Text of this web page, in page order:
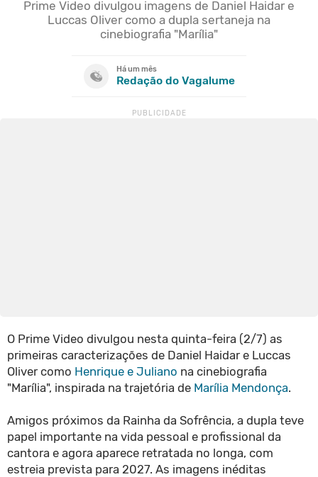
Prime Video divulgou imagens de Daniel Haidar e
Luccas Oliver como a dupla sertaneja na
cinebiografia "Marília"
Há um mês
Redação do Vagalume
O Prime Video divulgou nesta quinta-feira (2/7) as
primeiras caracterizações de Daniel Haidar e Luccas
Oliver como Henrique e Juliano na cinebiografia
"Marília", inspirada na trajetória de Marília Mendonça.
Amigos próximos da Rainha da Sofrência, a dupla teve
papel importante na vida pessoal e profissional da
cantora e agora aparece retratada no longa, com
estreia prevista para 2027. As imagens inéditas